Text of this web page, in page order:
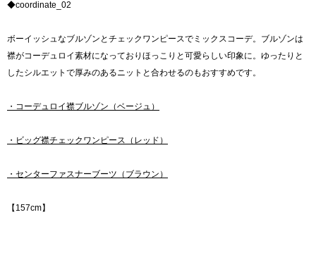
◆coordinate_02
ボーイッシュなブルゾンとチェックワンピースでミックスコーデ。ブルゾンは
襟がコーデュロイ素材になっておりほっこりと可愛らしい印象に。ゆったりと
したシルエットで厚みのあるニットと合わせるのもおすすめです。
・コーデュロイ襟ブルゾン（ベージュ）
・ビッグ襟チェックワンピース（レッド）
・センターファスナーブーツ（ブラウン）
【157cm】